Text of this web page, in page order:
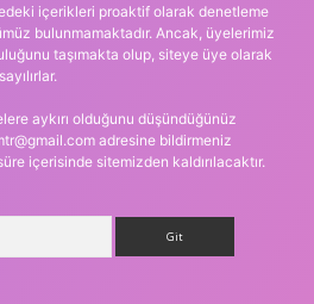
içerikleri proaktif olarak denetleme
bulunmamaktadır. Ancak, üyelerimiz
taşımakta olup, siteye üye olarak
aykırı olduğunu düşündüğünüz
adresine bildirmeniz
içerisinde sitemizden kaldırılacaktır.